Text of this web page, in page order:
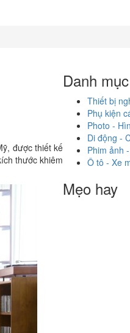
được thiết kế
thước khiêm
Danh mục
Thiết bị
Phụ kiện
Photo -
Di động -
Phim ảnh
Ô tô - Xe
Mẹo hay